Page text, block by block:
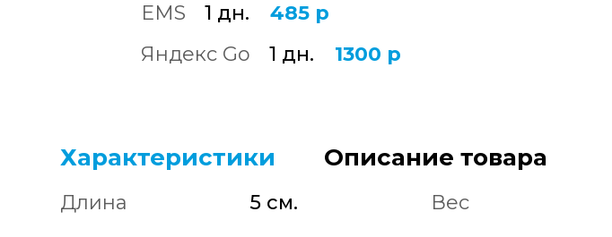
EMS
1 дн.
485 р
Яндекс Go
1 дн. 1300 р
Характеристики Описание товара
Длина 5 см. Вес